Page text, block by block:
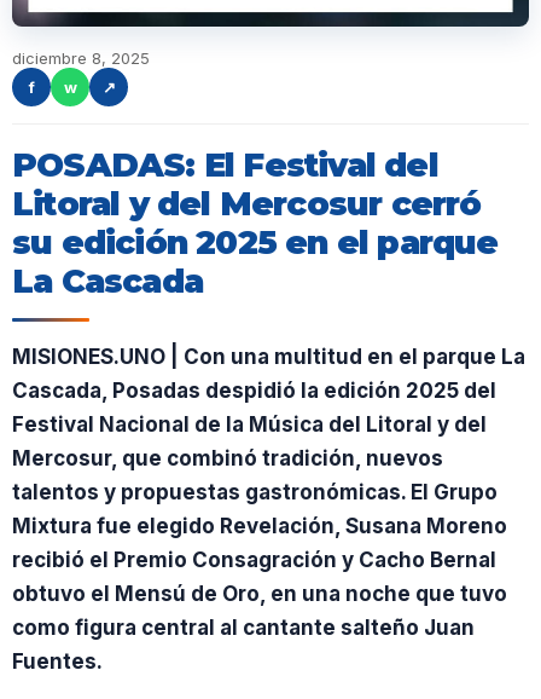
diciembre 8, 2025
f
w ↗
POSADAS: El Festival del
Litoral y del Mercosur cerró
su edición 2025 en el parque
La Cascada
MISIONES.UNO | Con una multitud en el parque La
Cascada, Posadas despidió la edición 2025 del
Festival Nacional de la Música del Litoral y del
Mercosur, que combinó tradición, nuevos
talentos y propuestas gastronómicas. El Grupo
Mixtura fue elegido Revelación, Susana Moreno
recibió el Premio Consagración y Cacho Bernal
obtuvo el Mensú de Oro, en una noche que tuvo
como figura central al cantante salteño Juan
Fuentes.